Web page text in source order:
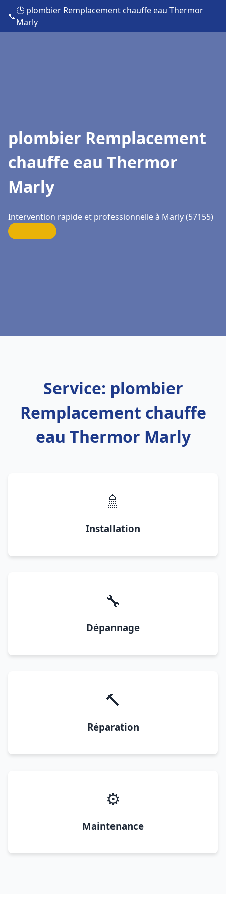
📞
🕒 plombier Remplacement chauffe eau Thermor
Marly
plombier Remplacement
chauffe eau Thermor
Marly
Intervention rapide et professionnelle à Marly (57155)
Service: plombier
Remplacement chauffe
eau Thermor Marly
🚿
Installation
🔧
Dépannage
🔨
Réparation
⚙️
Maintenance